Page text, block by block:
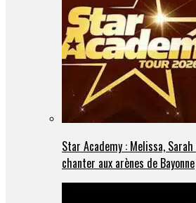
Star Academy : Melissa,
chanter aux arènes de Bayonne